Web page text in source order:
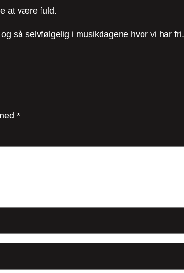
at være fuld.
så selvfølgelig i musikdagene hvor vi har fri.
*